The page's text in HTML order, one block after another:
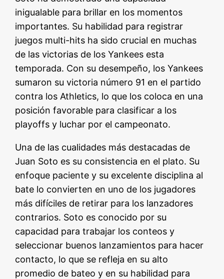
inigualable para brillar en los momentos
importantes. Su habilidad para registrar
juegos multi-hits ha sido crucial en muchas
de las victorias de los Yankees esta
temporada. Con su desempeño, los Yankees
sumaron su victoria número 91 en el partido
contra los Athletics, lo que los coloca en una
posición favorable para clasificar a los
playoffs y luchar por el campeonato.
Una de las cualidades más destacadas de
Juan Soto es su consistencia en el plato. Su
enfoque paciente y su excelente disciplina al
bate lo convierten en uno de los jugadores
más difíciles de retirar para los lanzadores
contrarios. Soto es conocido por su
capacidad para trabajar los conteos y
seleccionar buenos lanzamientos para hacer
contacto, lo que se refleja en su alto
promedio de bateo y en su habilidad para